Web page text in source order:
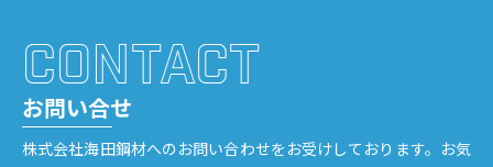
CONTACT
お問い合せ
株式会社海田鋼材へのお問い合わせをお受けしております。お気